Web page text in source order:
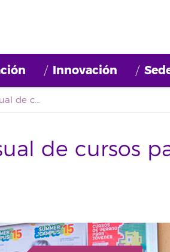
Innovación
Programación mensual de cursos para marzo de 2017
de cursos